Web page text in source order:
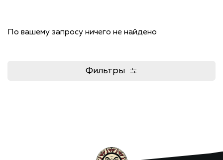
По вашему запросу ничего не найдено
Фильтры